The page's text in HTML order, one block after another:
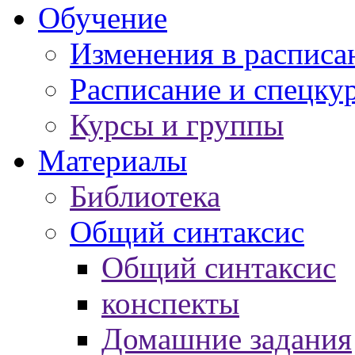
Обучение
Изменения в
Расписание и
Курсы и группы
Материалы
Библиотека
Общий синтаксис
Общий синтаксис
конспекты
Домашние задания